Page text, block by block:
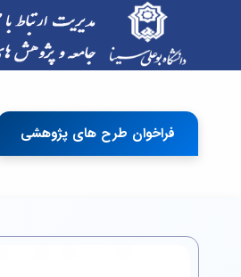
فراخوان طرح های پژوهشی